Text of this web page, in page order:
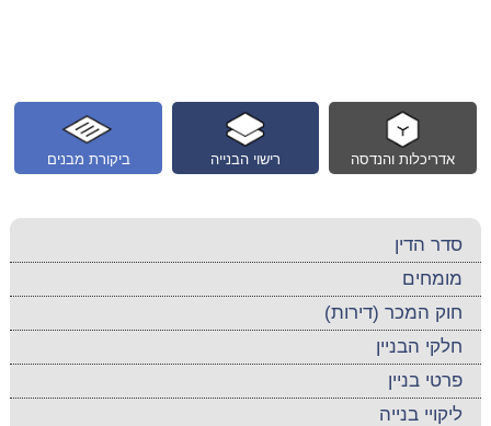
ביקורת מבנים רישוי הבנייה אדריכלות והנדסה
סדר הדין
מומחים
חוק המכר (דירות)
חלקי הבניין
פרטי בניין
ליקויי בנייה